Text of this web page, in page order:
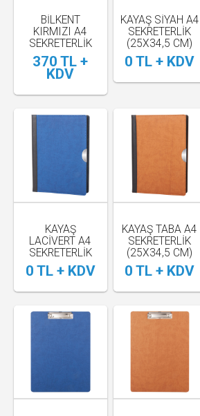
BİLKENT
KIRMIZI A4
SEKRETERLİK
(23X31 CM)
370 TL +
KDV
KAYAŞ SİYAH A4
SEKRETERLİK
(25X34,5 CM)
0 TL + KDV
KAYAŞ
LACİVERT A4
SEKRETERLİK
(25X34,5 CM)
0 TL + KDV
KAYAŞ TABA A4
SEKRETERLİK
(25X34,5 CM)
0 TL + KDV